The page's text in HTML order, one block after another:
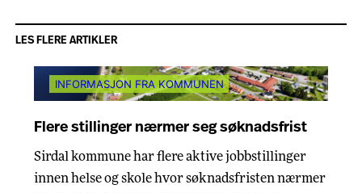
LES FLERE ARTIKLER
INFORMASJON FRA KOMMUNEN
Flere stillinger nærmer seg søknadsfrist
Sirdal kommune har flere aktive jobbstillinger
innen helse og skole hvor søknadsfristen nærmer